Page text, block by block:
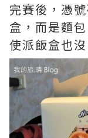
完賽後，憑
盒，而是麵
使派飯盒也